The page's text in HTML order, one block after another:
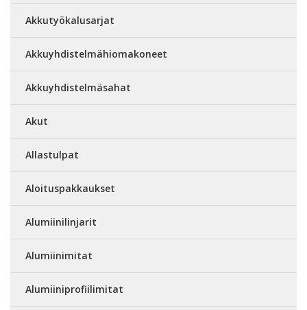
Akkutyökalusarjat
Akkuyhdistelmähiomakoneet
Akkuyhdistelmäsahat
Akut
Allastulpat
Aloituspakkaukset
Alumiinilinjarit
Alumiinimitat
Alumiiniprofiilimitat